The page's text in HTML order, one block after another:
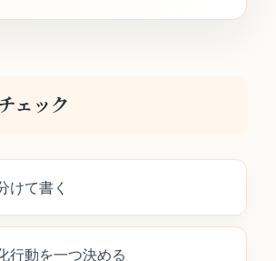
ェック
けて書く
行動を一つ決める